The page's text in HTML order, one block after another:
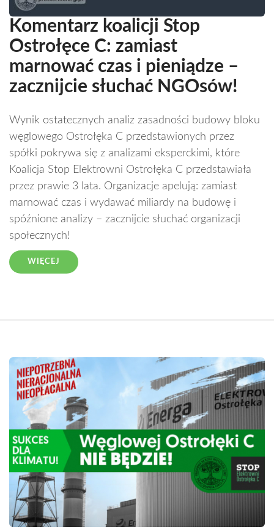
Komentarz koalicji Stop
Ostrołęce C: zamiast
marnować czas i pieniądze –
zacznijcie słuchać NGOsów!
Wynik ostatecznych analiz zasadności budowy bloku
węglowego Ostrołęka C przedstawionych przez
spółki pokrywa się z analizami eksperckimi, które
Koalicja Stop Elektrowni Ostrołęka C przedstawiała
przez prawie 3 lata. Organizacje apelują: zamiast
marnować czas i wydawać miliardy na budowę i
spóźnione analizy – zacznijcie słuchać organizacji
społecznych!
WIĘCEJ